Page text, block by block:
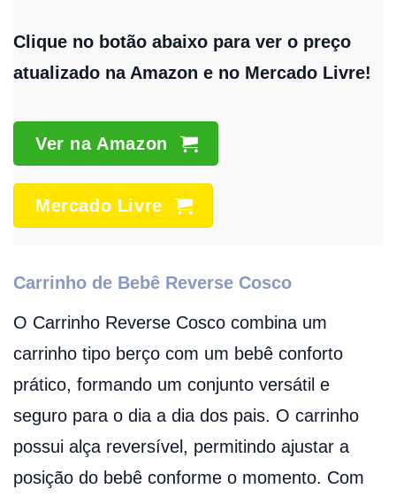
Clique no botão abaixo para ver o preço
atualizado na Amazon e no Mercado Livre!
Ver na Amazon
Mercado Livre
Carrinho de Bebê Reverse Cosco
O Carrinho Reverse Cosco combina um
carrinho tipo berço com um bebê conforto
prático, formando um conjunto versátil e
seguro para o dia a dia dos pais. O carrinho
possui alça reversível, permitindo ajustar a
posição do bebê conforme o momento. Com